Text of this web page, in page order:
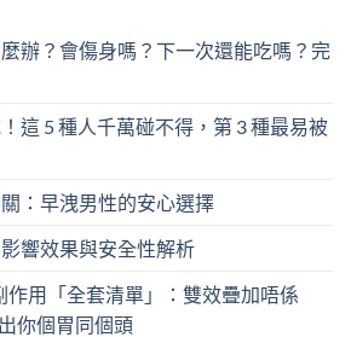
辦？會傷身嗎？下一次還能吃嗎？完
這 5 種人千萬碰不得，第 3 種最易被
：早洩男性的安心選擇
響效果與安全性解析
作用「全套清單」：雙效疊加唔係
你個胃同個頭